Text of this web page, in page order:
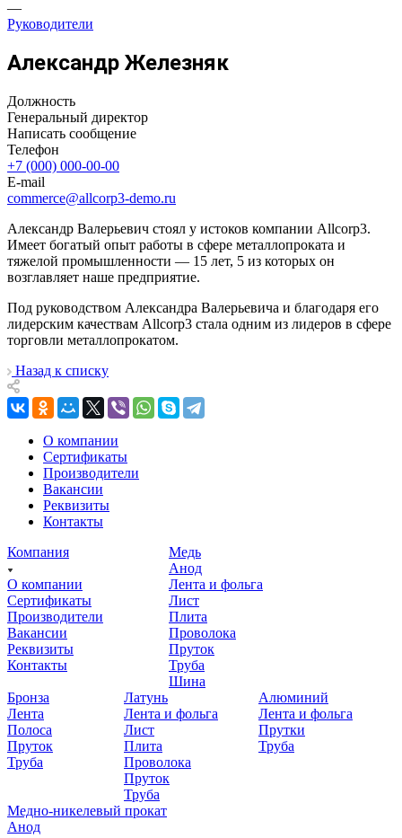
—
Руководители
Александр Железняк
Должность
Генеральный директор
Написать сообщение
Телефон
+7 (000) 000-00-00
E-mail
commerce@allcorp3-demo.ru
Александр Валерьевич стоял у истоков компании Allcorp3.
Имеет богатый опыт работы в сфере металлопроката и
тяжелой промышленности — 15 лет, 5 из которых он
возглавляет наше предприятие.
Под руководством Александра Валерьевича и благодаря его
лидерским качествам Allcorp3 стала одним из лидеров в сфере
торговли металлопрокатом.
Назад к списку
О компании
Сертификаты
Производители
Вакансии
Реквизиты
Контакты
Компания
О компании
Сертификаты
Производители
Вакансии
Реквизиты
Контакты
Медь
Анод
Лента и фольга
Лист
Плита
Проволока
Пруток
Труба
Шина
Бронза
Лента
Полоса
Пруток
Труба
Латунь
Лента и фольга
Лист
Плита
Проволока
Пруток
Труба
Алюминий
Лента и фольга
Прутки
Труба
Медно-никелевый прокат
Анод